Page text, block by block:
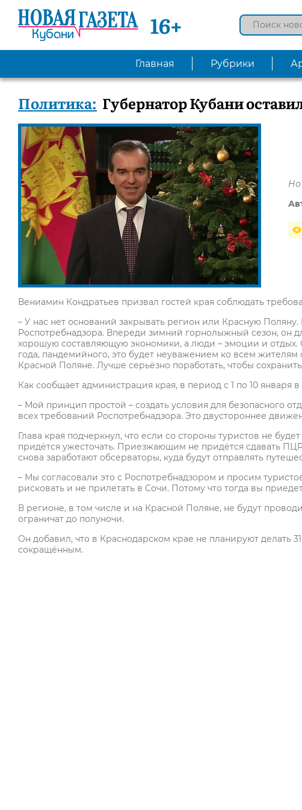
16+
Главная Рубрики
Политика: Губернатор Кубани
Но
Вениамин Кондратьев призвал гостей края соблюдать
– У нас нет оснований закрывать регион или Красную
Роспотребнадзора. Впереди зимний горнолыжный сезон, он
хорошую составляющую экономики, а люди – эмоции и отдых.
года, пандемийного, это будет неуважением ко всем жителям
Красной Поляне. Лучше серьёзно поработать, чтобы
Как сообщает администрация края, в период с 1 по 10 января
– Мой принцип простой – создать условия для безопасного
всех требований Роспотребнадзора. Это двустороннее
Глава края подчеркнул, что если со стороны туристов не
придётся ужесточать. Приезжающим не придётся сдавать
снова заработают обсерваторы, куда будут отправлять
– Мы согласовали это с Роспотребнадзором и просим
рисковать и не прилетать в Сочи. Потому что тогда вы
В регионе, в том числе и на Красной Поляне, не будут
ограничат до полуночи.
Он добавил, что в Краснодарском крае не планируют делать
сокращённым.